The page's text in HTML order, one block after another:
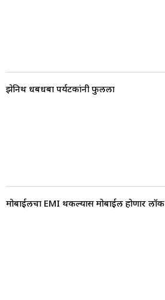
झेनिथ धबधबा पर्यटकांनी फुलला
मोबाईलचा EMI थकल्यास मोबाईल होणार लॉक